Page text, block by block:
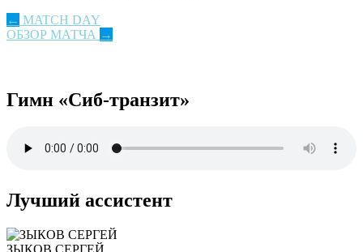
Post
navigation
← MATCH DAY
ОБЗОР МАТЧА →
Гимн «Сиб-транзит»
Лучший ассистент